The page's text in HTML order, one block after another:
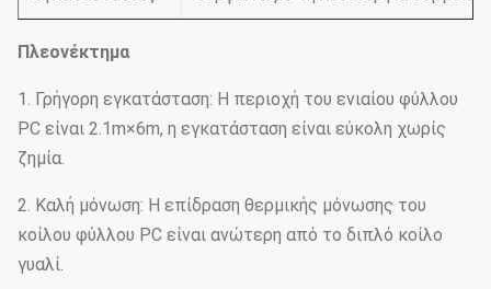
Πλεονέκτημα
1. Γρήγορη εγκατάσταση: Η περιοχή του ενιαίου φύλλου
PC είναι 2.1m×6m, η εγκατάσταση είναι εύκολη χωρίς
ζημία.
2. Καλή μόνωση: Η επίδραση θερμικής μόνωσης του
κοίλου φύλλου PC είναι ανώτερη από το διπλό κοίλο
γυαλί.